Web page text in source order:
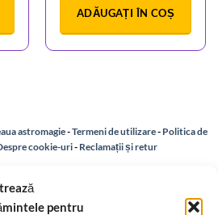
pentru
ADĂUGAȚI ÎN COȘ
astromagie-Termeni de utilizare- Politica de
cookie-uri- Reclamații și retur
a reclamatiilor -